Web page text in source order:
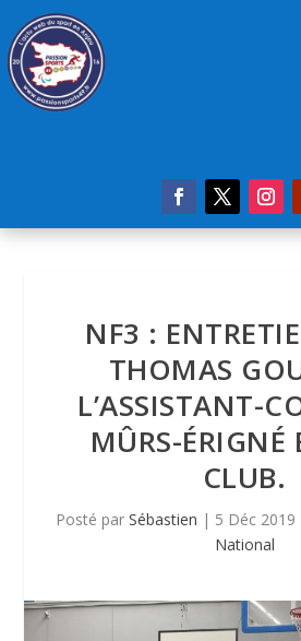
NF3 :
THOMAS
L’ASSISTANT-
MÛRS-ÉRIGNÉ
CLUB.
Posté par Sébastien | 5 Déc 2019
National